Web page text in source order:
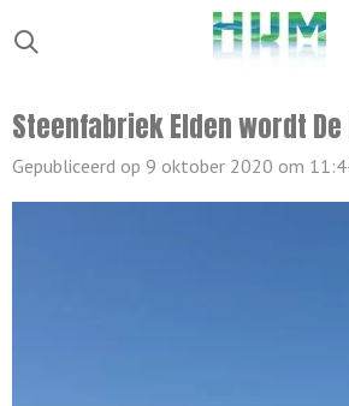
Ga
direct
de
hoofdinhoud
Steenfabriek Elden wordt
Gepubliceerd op 9 oktober 2020 om